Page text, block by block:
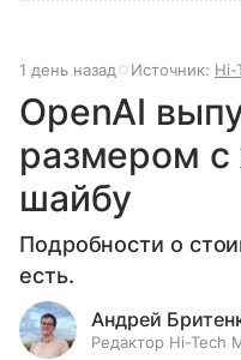
1 день назад Источник: Hi-
OpenAI
размером с
шайбу
Подробности о
есть.
Андрей
Редактор Hi-Tech